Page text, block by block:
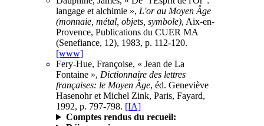
langage et alchimie », L'or au Moyen Âge
(monnaie, métal, objets, symbole), Aix-en-
Provence, Publications du CUER MA
(Senefiance, 12), 1983, p. 112-120.
[www]
Fery-Hue, Françoise, « Jean de La
Fontaine », Dictionnaire des lettres
françaises: le Moyen Âge, éd. Geneviève
Hasenohr et Michel Zink, Paris, Fayard,
1992, p. 797-798. [IA]
Comptes rendus du recueil: